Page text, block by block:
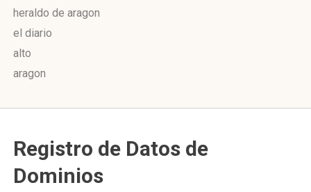
heraldo de aragon
el diario
alto
aragon
Registro de Datos de
Dominios